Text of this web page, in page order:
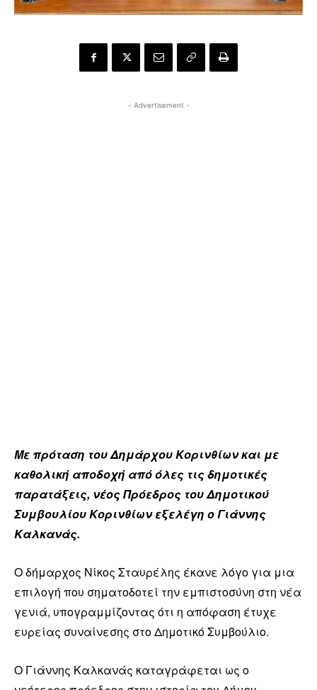
- Advertisement -
Με πρόταση του Δημάρχου Κορινθίων και με
καθολική αποδοχή από όλες τις δημοτικές
παρατάξεις, νέος Πρόεδρος του Δημοτικού
Συμβουλίου Κορινθίων εξελέγη ο Γιάννης
Καλκανάς.
Ο δήμαρχος Νίκος Σταυρέλης έκανε λόγο για μια
επιλογή που σηματοδοτεί την εμπιστοσύνη στη νέα
γενιά, υπογραμμίζοντας ότι η απόφαση έτυχε
ευρείας συναίνεσης στο Δημοτικό Συμβούλιο.
Ο Γιάννης Καλκανάς καταγράφεται ως ο